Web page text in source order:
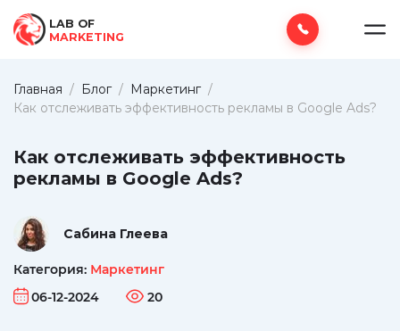
LAB OF
MARKETING
Главная / Блог / Маркетинг /
Как отслеживать эффективность рекламы в Google Ads?
Как отслеживать эффективность
рекламы в Google Ads?
Сабина Глеева
Категория: Маркетинг
06-12-2024
20